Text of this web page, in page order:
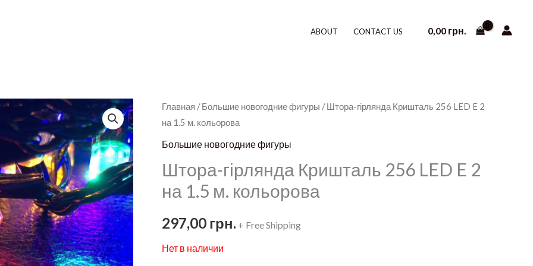
ABOUT CONTACT US 0,00 грн.
Главная /Большие новогодние фигуры / Штора-гірлянда Кришталь 256 LED E 2
на 1.5 м. кольорова
Большие новогодние фигуры
Штора-гірлянда Кришталь 256 LED E 2
на 1.5 м. кольорова
297,00 грн. + Free Shipping
Нет в наличии